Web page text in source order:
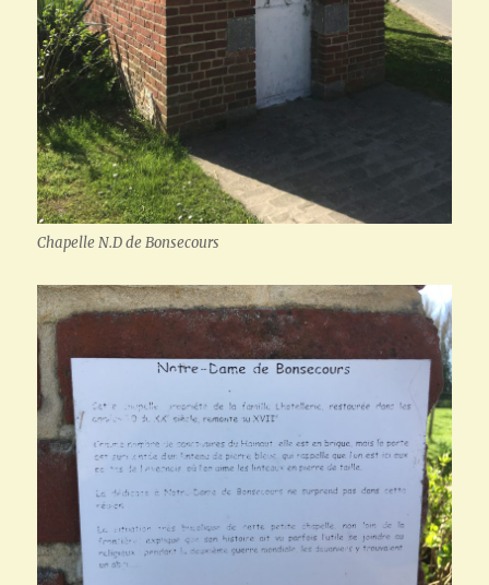
Chapelle N.D de Bonsecours